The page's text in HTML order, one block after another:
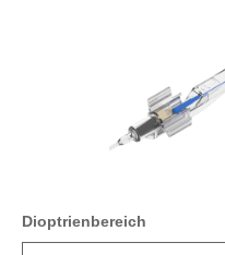
Dioptrienbereich